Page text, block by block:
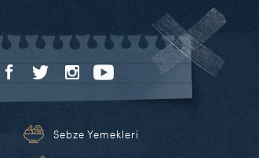
Sebze Yemekleri